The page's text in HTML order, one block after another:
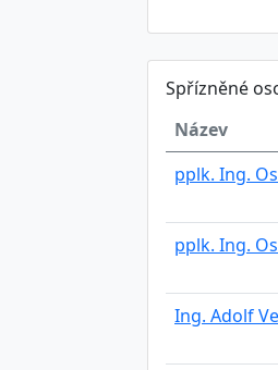
Spřízněné
Název
pplk. Ing.
pplk. Ing.
Ing. Adolf